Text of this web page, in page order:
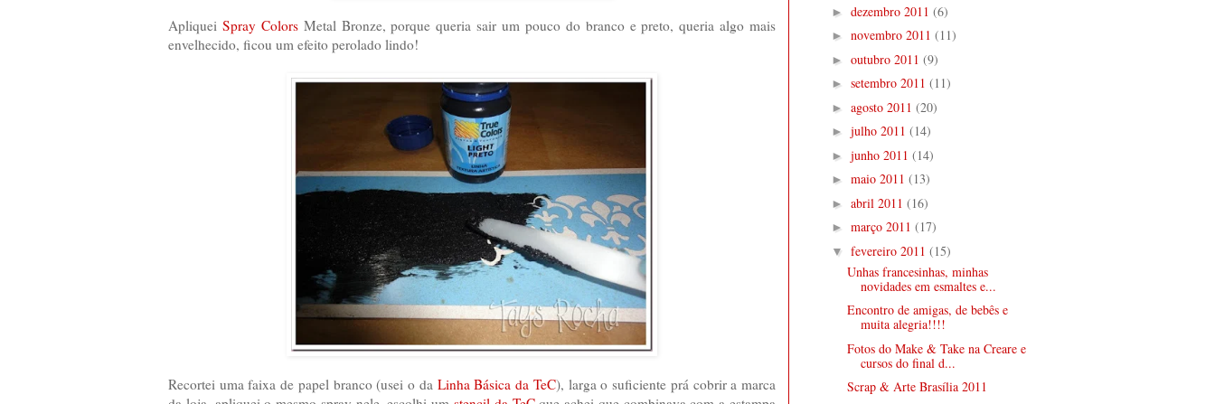
Apliquei Spray ColorsMetal Bronze, porque queria sair um pouco do branco e preto, queria algo mais
envelhecido, ficou um efeito perolado lindo!
Recortei uma faixa de papel branco (usei o da Linha Básica da TeC), larga o suficiente prá cobrir a marca
► dezembro 2011 (6)
► novembro 2011 (11)
► outubro 2011 (9)
► setembro 2011 (11)
► agosto 2011 (20)
► julho 2011 (14)
► junho 2011 (14)
► maio 2011 (13)
► abril 2011 (16)
► março 2011 (17)
▼ fevereiro 2011 (15)
Unhas francesinhas, minhas
novidades em esmaltes e...
Encontro de amigas, de bebês e
muita alegria!!!!
Fotos do Make & Take na Creare e
cursos do final d...
Scrap & Arte Brasília 2011